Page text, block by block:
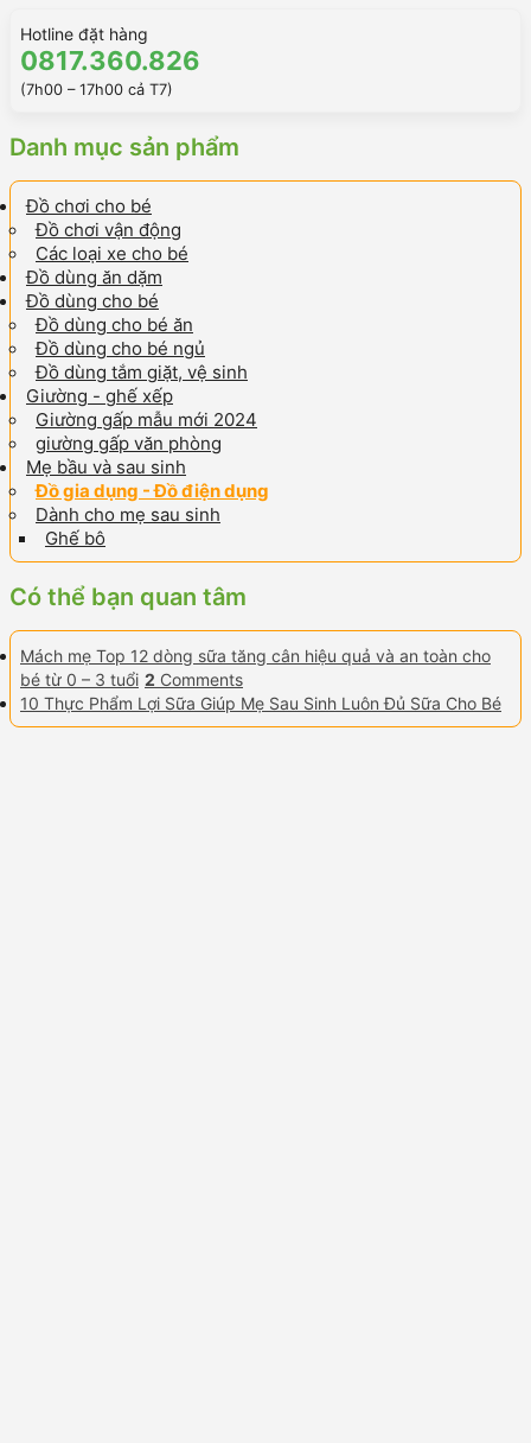
Hotline đặt hàng
0817.360.826
(7h00 – 17h00 cả T7)
Danh mục sản phẩm
Đồ chơi cho bé
Đồ chơi vận động
Các loại xe cho bé
Đồ dùng ăn dặm
Đồ dùng cho bé
Đồ dùng cho bé ăn
Đồ dùng cho bé ngủ
Đồ dùng tắm giặt, vệ sinh
Giường - ghế xếp
Giường gấp mẫu mới 2024
giường gấp văn phòng
Mẹ bầu và sau sinh
Đồ gia dụng - Đồ điện dụng
Dành cho mẹ sau sinh
Ghế bô
Có thể bạn quan tâm
Mách mẹ Top 12 dòng sữa tăng cân hiệu quả và an toàn cho
bé từ 0 – 3 tuổi 2 Comments
10 Thực Phẩm Lợi Sữa Giúp Mẹ Sau Sinh Luôn Đủ Sữa Cho Bé